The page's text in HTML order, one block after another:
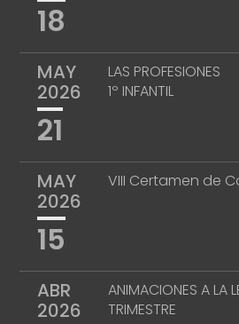
18
MAY
2026
21
LAS PROFESIONES
1º INFANTIL
MAY
2026
15
VIII Certamen de
ABR
2026
ANIMACIONES A LA
TRIMESTRE